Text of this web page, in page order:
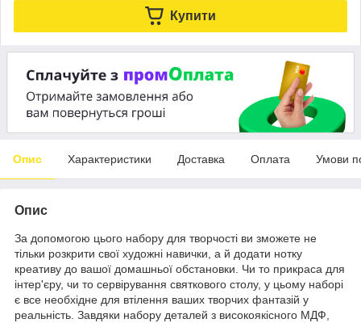
Купити
Опис Характеристики Доставка Оплата Умови
Опис
За допомогою цього набору для творчості ви зможете не
тільки розкрити свої художні навички, а й додати нотку
креативу до вашої домашньої обстановки. Чи то прикраса для
інтер'єру, чи то сервірування святкового столу, у цьому наборі
є все необхідне для втілення ваших творчих фантазій у
реальність. Завдяки набору деталей з високоякісного МДФ,